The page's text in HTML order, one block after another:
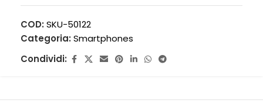
COD: SKU-50122
Categoria: Smartphones
Condividi: